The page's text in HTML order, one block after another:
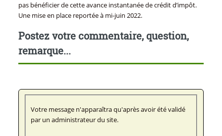
pas bénéficier de cette avance instantanée de crédit d’impôt.
Une mise en place reportée à mi-juin 2022.
Postez votre commentaire, question,
remarque...
Votre message n'apparaîtra qu'après avoir été validé
par un administrateur du site.